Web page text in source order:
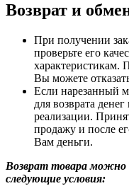
Возврат и
При получении
проверьте его
характеристикам.
Вы можете
Если нарезанный
для возврата
реализации.
продажу и после
Вам деньги.
Возврат товара можно
следующие условия: